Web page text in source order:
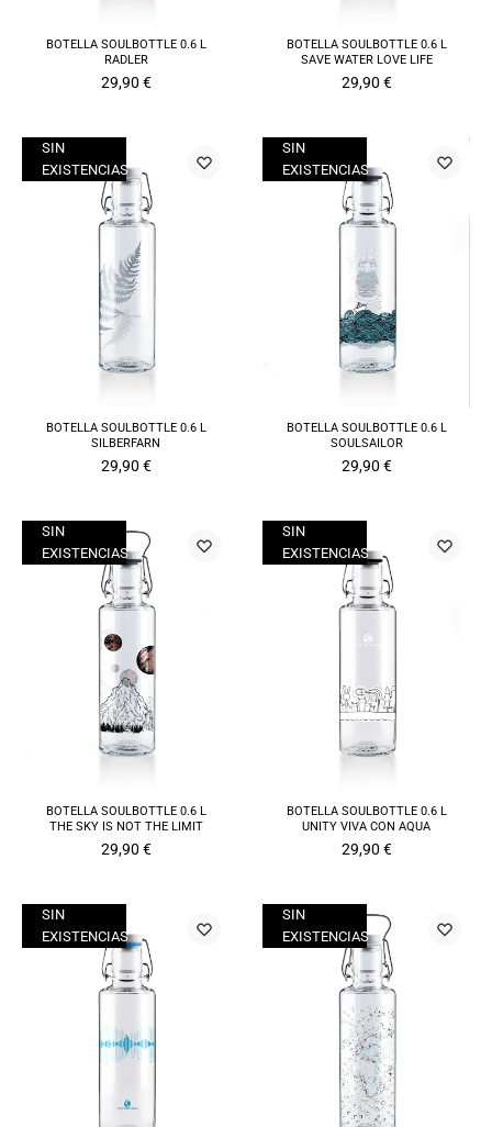
BOTELLA SOULBOTTLE 0.6 L
RADLER
29,90 €
BOTELLA SOULBOTTLE 0.6 L
SAVE WATER LOVE LIFE
29,90 €
SIN
EXISTENCIAS
BOTELLA SOULBOTTLE 0.6 L
SILBERFARN
29,90 €
SIN
EXISTENCIAS
BOTELLA SOULBOTTLE 0.6 L
SOULSAILOR
29,90 €
SIN
EXISTENCIAS
BOTELLA SOULBOTTLE 0.6 L
THE SKY IS NOT THE LIMIT
29,90 €
SIN
EXISTENCIAS
BOTELLA SOULBOTTLE 0.6 L
UNITY VIVA CON AQUA
29,90 €
SIN
EXISTENCIAS
SIN
EXISTENCIAS